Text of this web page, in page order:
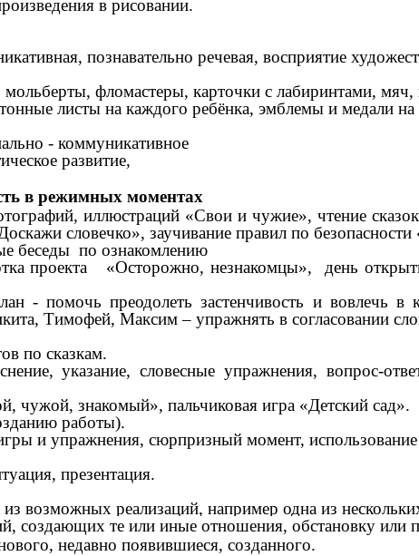
в рисовании.
познавательно речевая, восприятие
фломастеры, карточки с лабиринтами,
листы на каждого ребёнка, эмблемы и медали на
- коммуникативное
развитие,
в режимных моментах
иллюстраций «Свои и чужие», чтение
словечко», заучивание правил по
беседы по ознакомлению
проекта «Осторожно, незнакомцы», день
- помочь преодолеть застенчивость и вовлечь
Тимофей, Максим – упражнять в согласовании
по сказкам.
указание, словесные упражнения, вопрос-
чужой, знакомый», пальчиковая игра «Детский сад».
работы).
и упражнения, сюрпризный момент,
презентация.
возможных реализаций, например одна из
создающих те или иные отношения, обстановку
недавно появившиеся, созданного.